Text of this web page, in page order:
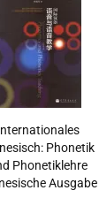
Phonetik
Phonetiklehre
Ausgabe